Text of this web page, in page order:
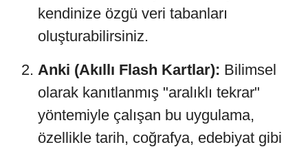
kendinize özgü veri tabanları
oluşturabilirsiniz.
Anki (Akıllı Flash Kartlar): Bilimsel
olarak kanıtlanmış "aralıklı tekrar"
yöntemiyle çalışan bu uygulama,
özellikle tarih, coğrafya, edebiyat gibi